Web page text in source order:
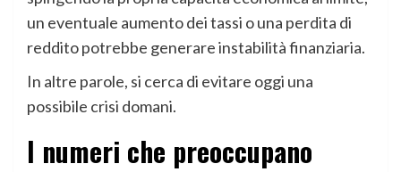
un eventuale aumento dei tassi o una perdita di
reddito potrebbe generare instabilità finanziaria.
In altre parole, si cerca di evitare oggi una
possibile crisi domani.
I numeri che preoccupano